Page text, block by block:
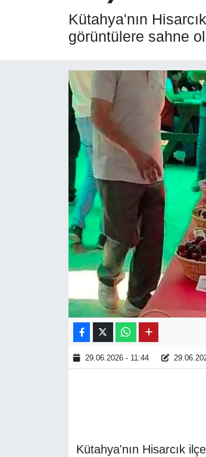
Kütahya'nın
görüntülere sahne
29.06.2026 - 11:44
Kütahya'nın Hisarcık
YAŞAM
BİLİM - TEKNOLOJİ
KÜLTÜR SANAT
MAGAZİN